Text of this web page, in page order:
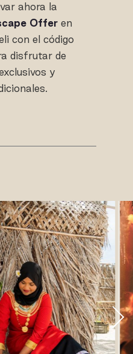
ahora la
Offeren
con el código
disfrutar de
y